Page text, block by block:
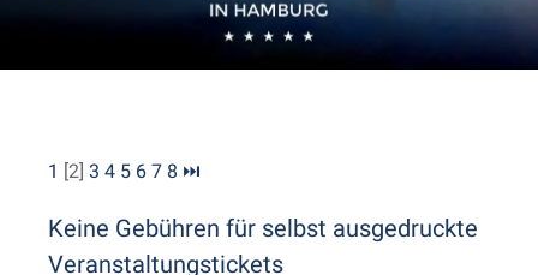
1 [2] 3 4 5 6 7 8 ⏭
Keine Gebühren für selbst ausgedruckte
Veranstaltungstickets